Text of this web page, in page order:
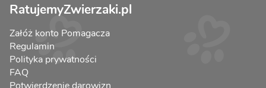
RatujemyZwierzaki.pl
Załóż konto Pomagacza
Regulamin
Polityka prywatności
FAQ